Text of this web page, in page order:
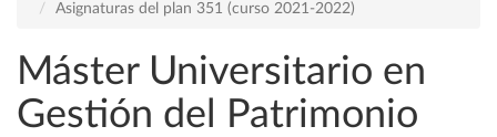
Asignaturas del plan 351 (curso 2021-2022)
Máster Universitario en
Gestión del Patrimonio